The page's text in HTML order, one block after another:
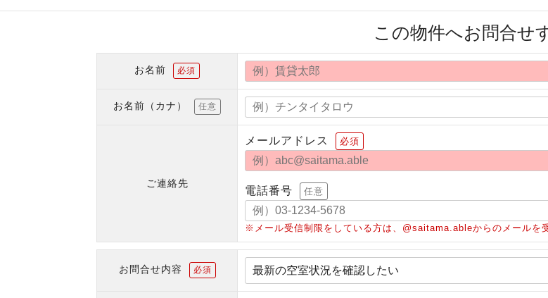
この物件へお問合せ
お名前 必須
お名前（カナ） 任意
ご連絡先
メールアドレス 必須
電話番号 任意
※メール受信制限をしている方は、@saitama.ableからのメールを
お問合せ内容 必須